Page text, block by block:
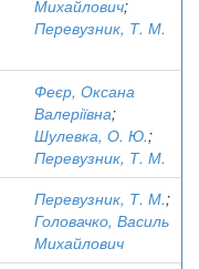
Михайлович;
Перевузник, Т. М.
Феєр, Оксана
Валеріївна;
Шулевка, О. Ю.;
Перевузник, Т. М.
Перевузник, Т. М.;
Головачко, Василь
Михайлович